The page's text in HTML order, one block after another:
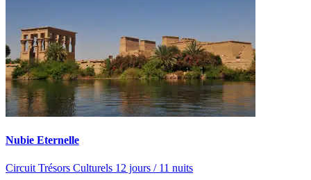
Nubie Eternelle
Circuit Trésors Culturels 12 jours / 11 nuits